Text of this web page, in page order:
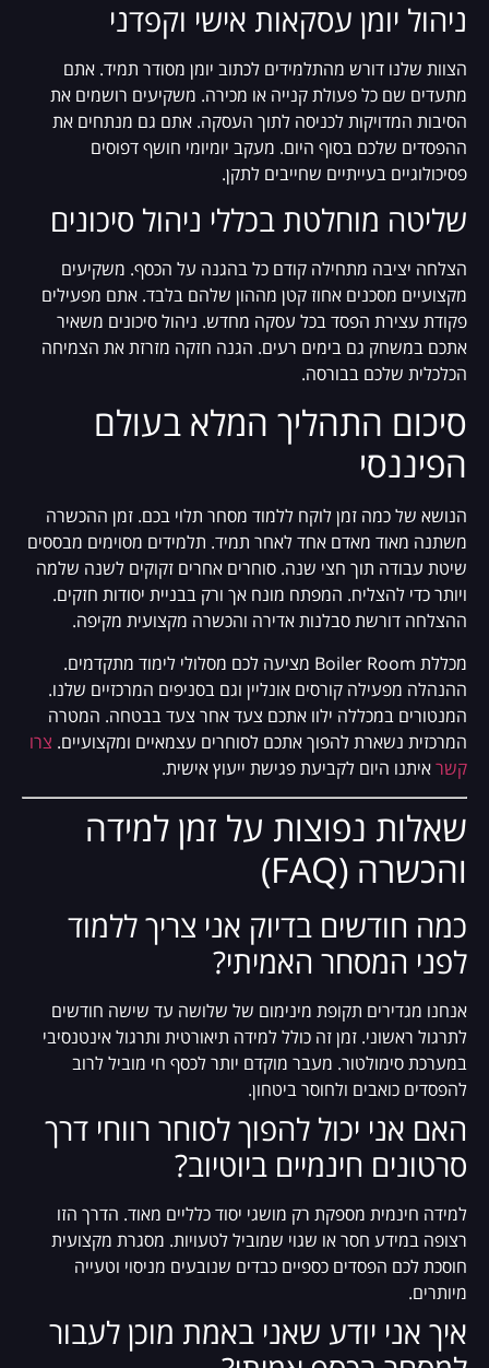
ניהול יומן עסקאות אישי וקפדני
הצוות שלנו דורש מהתלמידים לכתוב יומן מסודר תמיד. אתם
מתעדים שם כל פעולת קנייה או מכירה. משקיעים רושמים את
הסיבות המדויקות לכניסה לתוך העסקה. אתם גם מנתחים את
ההפסדים שלכם בסוף היום. מעקב יומיומי חושף דפוסים
פסיכולוגיים בעייתיים שחייבים לתקן.
שליטה מוחלטת בכללי ניהול סיכונים
הצלחה יציבה מתחילה קודם כל בהגנה על הכסף. משקיעים
מקצועיים מסכנים אחוז קטן מההון שלהם בלבד. אתם מפעילים
פקודת עצירת הפסד בכל עסקה מחדש. ניהול סיכונים משאיר
אתכם במשחק גם בימים רעים. הגנה חזקה מזרזת את הצמיחה
הכלכלית שלכם בבורסה.
סיכום התהליך המלא בעולם
הפיננסי
הנושא של כמה זמן לוקח ללמוד מסחר תלוי בכם. זמן ההכשרה
משתנה מאוד מאדם אחד לאחר תמיד. תלמידים מסוימים מבססים
שיטת עבודה תוך חצי שנה. סוחרים אחרים זקוקים לשנה שלמה
ויותר כדי להצליח. המפתח מונח אך ורק בבניית יסודות חזקים.
ההצלחה דורשת סבלנות אדירה והכשרה מקצועית מקיפה.
מכללת Boiler Room מציעה לכם מסלולי לימוד מתקדמים.
ההנהלה מפעילה קורסים אונליין וגם בסניפים המרכזיים שלנו.
המנטורים במכללה ילוו אתכם צעד אחר צעד בבטחה. המטרה
המרכזית נשארת להפוך אתכם לסוחרים עצמאיים ומקצועיים. צרו
קשראיתנו היום לקביעת פגישת ייעוץ אישית.
שאלות נפוצות על זמן למידה
והכשרה (FAQ)
כמה חודשים בדיוק אני צריך ללמוד
לפני המסחר האמיתי?
אנחנו מגדירים תקופת מינימום של שלושה עד שישה חודשים
לתרגול ראשוני. זמן זה כולל למידה תיאורטית ותרגול אינטנסיבי
במערכת סימולטור. מעבר מוקדם יותר לכסף חי מוביל לרוב
להפסדים כואבים ולחוסר ביטחון.
האם אני יכול להפוך לסוחר רווחי דרך
סרטונים חינמיים ביוטיוב?
למידה חינמית מספקת רק מושגי יסוד כלליים מאוד. הדרך הזו
רצופה במידע חסר או שגוי שמוביל לטעויות. מסגרת מקצועית
חוסכת לכם הפסדים כספיים כבדים שנובעים מניסוי וטעייה
מיותרים.
איך אני יודע שאני באמת מוכן לעבור